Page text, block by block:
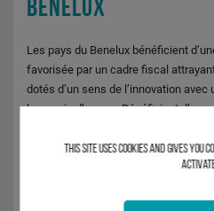
BENELUX
Les pays du Benelux bénéficient
favorisée par un cadre fiscal
dotés d’un sens de l’innovation
leur main d’œuvre. Bénéficiant
françaises ont tout intérêt à profiter
millions d’habitants pour en faire un
This site uses cookies and gives